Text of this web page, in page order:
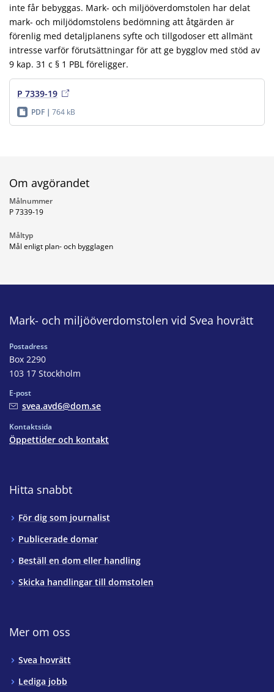
inte får bebyggas. Mark- och miljööverdomstolen har delat
mark- och miljödomstolens bedömning att åtgärden är
förenlig med detaljplanens syfte och tillgodoser ett allmänt
intresse varför förutsättningar för att ge bygglov med stöd av
9 kap. 31 c § 1 PBL föreligger.
P 7339-19
PDF 764 kB
Om avgörandet
Målnummer
P 7339-19
Måltyp
Mål enligt plan- och bygglagen
Mark- och miljööverdomstolen vid Svea hovrätt
Postadress
Box 2290
103 17 Stockholm
E-post
svea.avd6@dom.se
Kontaktsida
Öppettider och kontakt
Hitta snabbt
För dig som journalist
Publicerade domar
Beställ en dom eller handling
Skicka handlingar till domstolen
Mer om oss
Svea hovrätt
Lediga jobb